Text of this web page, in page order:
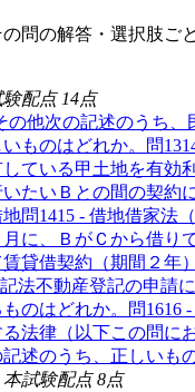
問の解答・選択肢ご
験配点14点
の他次の記述のうち、
ものはどれか。
問13
ている甲土地を有効
たいＢとの間の契約
地問1415 - 借地借家法（
に、ＢがＣから借り
貸借契約（期間２年
法不動産登記の申請
のはどれか。
問1616
法律（以下この問に
述のうち、正しいも
本試験配点8点